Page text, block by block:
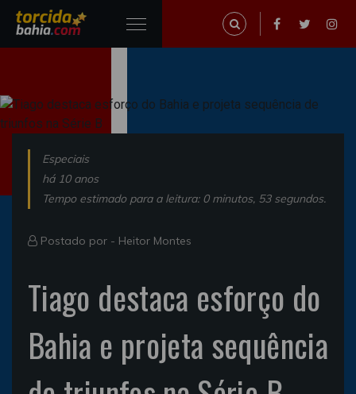
Especiais
há 10 anos
Tempo estimado para a leitura: 0 minutos, 53 segundos.
Postado por - Heitor Montes
Tiago destaca esforço do
Bahia e projeta sequência